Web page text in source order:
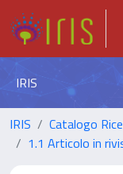
IRIS
IRIS Catalogo
1.1 Articolo in